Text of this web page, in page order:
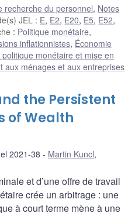
recherche du personnel, Notes
JEL : E, E2, E20, E5, E52,
: Politique monétaire,
inflationnistes, Économie
monétaire et mise en
aux ménages et aux entreprises
the Persistent
of Wealth
2021-38 Martin Kuncl,
et d’une offre de travail
crée un arbitrage : une
à court terme mène à une